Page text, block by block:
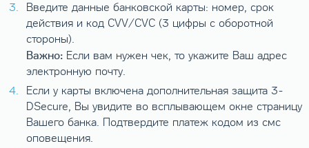
Введите данные банковской карты: номер, срок
действия и код CVV/CVC (3 цифры с оборотной
стороны).
Важно:Если вам нужен чек, то укажите Ваш адрес
электронную почту.
Если у карты включена дополнительная защита 3-
DSecure, Вы увидите во всплывающем окне страницу
Вашего банка. Подтвердите платеж кодом из смс
оповещения.